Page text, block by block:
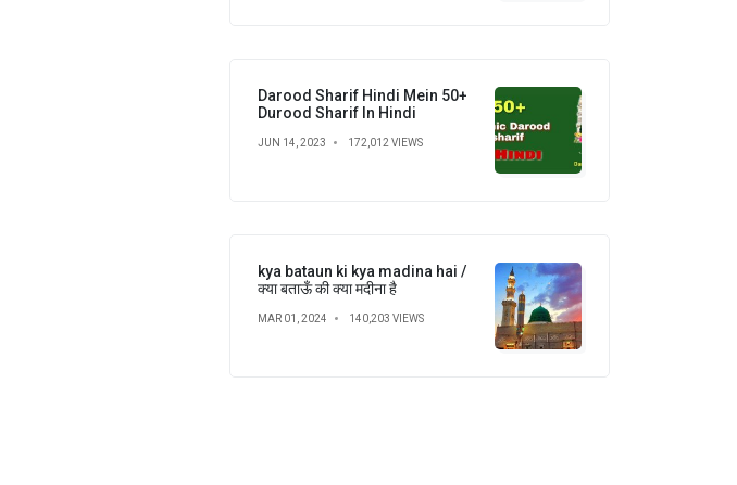
Darood Sharif Hindi Mein 50+
Durood Sharif In Hindi
JUN 14, 2023 172,012 VIEWS
kya bataun ki kya madina hai /
क्या बताऊँ की क्या मदीना है
MAR 01, 2024 140,203 VIEWS